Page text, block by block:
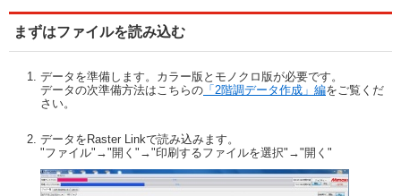
まずはファイルを読み込む
データを準備します。カラー版とモノクロ版が必要です。
データの次準備方法はこちらの 「2階調データ作成」編をご覧くだ
さい。
データをRaster Linkで読み込みます。
"ファイル"→"開く"→"印刷するファイルを選択"→"開く"